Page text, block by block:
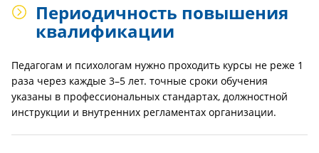
Периодичность повышения
квалификации
Педагогам и психологам нужно проходить курсы не реже 1
раза через каждые 3–5 лет. точные сроки обучения
указаны в профессиональных стандартах, должностной
инструкции и внутренних регламентах организации.